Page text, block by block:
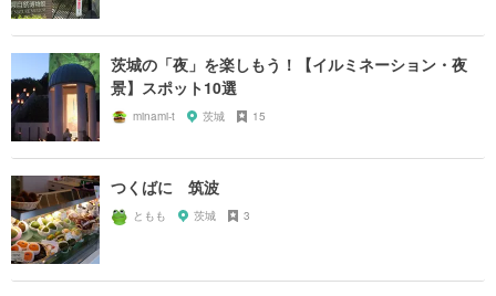
茨城の「夜」を楽しもう！【イルミネーション・夜
景】スポット10選
minami-t 茨城 15
つくばに 筑波
ともも 茨城 3